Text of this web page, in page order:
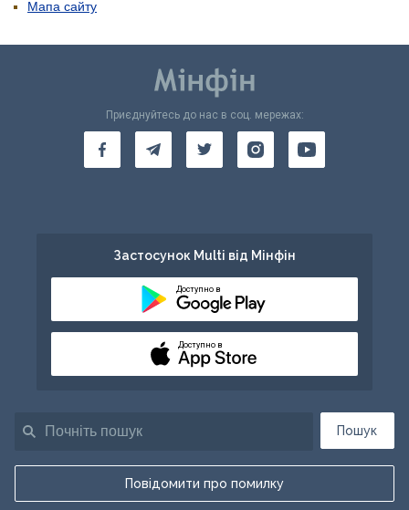
Мапа сайту
Пошук
Повідомити про помилку
Приєднуйтесь до нас в соц. мережах:
Застосунок Multi від Мінфін
Доступно в
Доступно в